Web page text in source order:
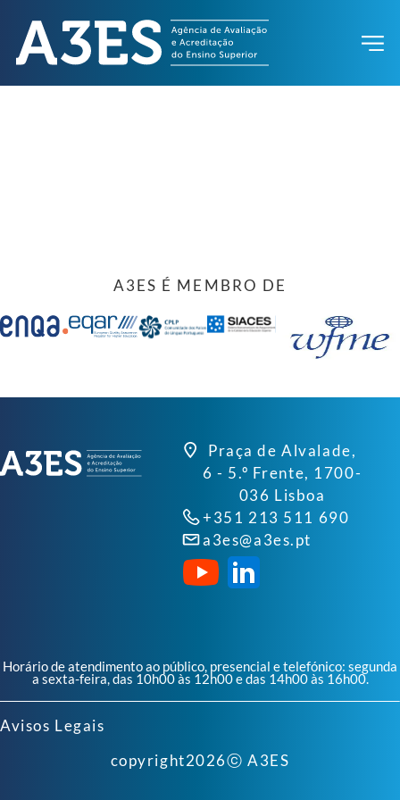
A3ES É MEMBRO DE
Praça de Alvalade,
6 - 5.º Frente, 1700-
036 Lisboa
+351 213 511 690
a3es@a3es.pt
Horário de atendimento ao público, presencial e telefónico: segunda
a sexta-feira, das 10h00 às 12h00 e das 14h00 às 16h00.
Avisos Legais
copyright2026ⓒ A3ES